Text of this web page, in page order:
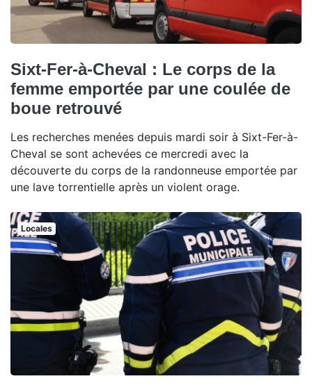
Sixt-Fer-à-Cheval : Le corps de la
femme emportée par une coulée de
boue retrouvé
Les recherches menées depuis mardi soir à Sixt-Fer-à-
Cheval se sont achevées ce mercredi avec la
découverte du corps de la randonneuse emportée par
une lave torrentielle après un violent orage.
Locales